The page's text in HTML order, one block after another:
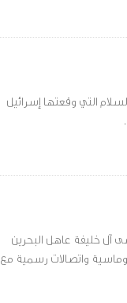
التي وقعتها إسرائيل
آل خليفة عاهل البحرين
واتصالات رسمية مع